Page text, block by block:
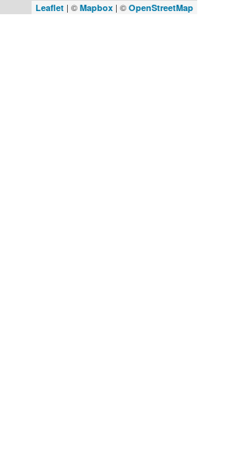
Leaflet | © Mapbox | © OpenStreetMap